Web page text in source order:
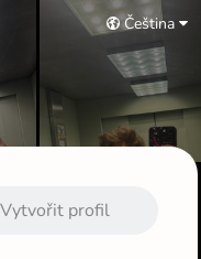
Čeština
Vytvořit profil